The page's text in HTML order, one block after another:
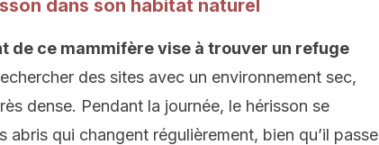
dans son habitat naturel
de ce mammifère vise à trouver un refuge
des sites avec un environnement sec,
dense. Pendant la journée, le hérisson se
abris qui changent régulièrement, bien qu’il passe